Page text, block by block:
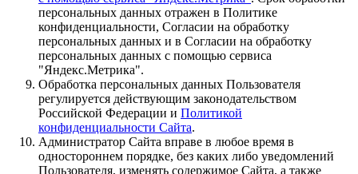
персональных данных отражен в Политике
конфиденциальности, Согласии на обработку
персональных данных и в Согласии на обработку
персональных данных с помощью сервиса
"Яндекс.Метрика".
Обработка персональных данных Пользователя
регулируется действующим законодательством
Российской Федерации и Политикой
конфиденциальности Сайта.
Администратор Сайта вправе в любое время в
одностороннем порядке, без каких либо уведомлений
Пользователя, изменять содержимое Сайта, а также